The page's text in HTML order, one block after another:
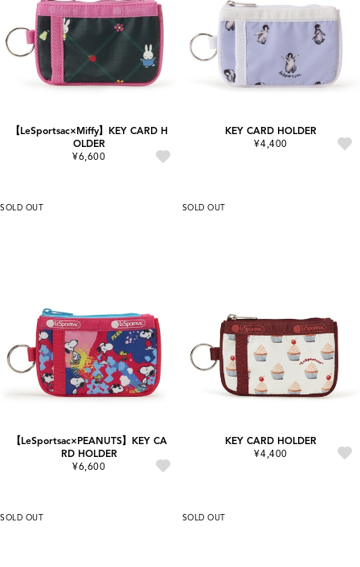
【LeSportsac×Miffy】KEY CARD H
OLDER
¥6,600
KEY CARD HOLDER
¥4,400
SOLD OUT
【LeSportsac×PEANUTS】KEY CA
RD HOLDER
¥6,600
SOLD OUT
KEY CARD HOLDER
¥4,400
SOLD OUT SOLD OUT